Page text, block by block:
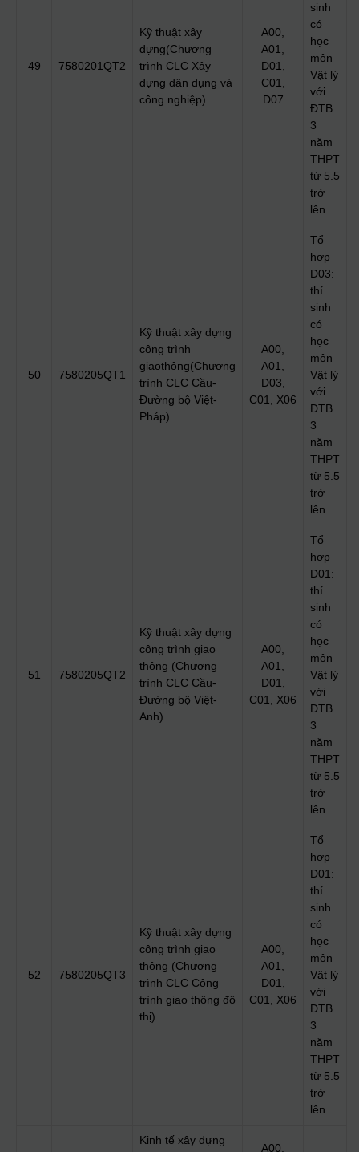
49 7580201QT2
Kỹ thuật xây
dựng(Chương
trình CLC Xây
dựng dân dụng và
công nghiệp)
A00,
A01,
D01,
C01,
D07
sinh
có
học
môn
Vật lý
với
ĐTB
3
năm
THPT
từ 5.5
trở
lên
50 7580205QT1
Kỹ thuật xây dựng
công trình
giaothông(Chương
trình CLC Cầu-
Đường bộ Việt-
Pháp)
A00,
A01,
D03,
C01, X06
Tổ
hợp
D03:
thí
sinh
có
học
môn
Vật lý
với
ĐTB
3
năm
THPT
từ 5.5
trở
lên
51 7580205QT2
Kỹ thuật xây dựng
công trình giao
thông (Chương
trình CLC Cầu-
Đường bộ Việt-
Anh)
A00,
A01,
D01,
C01, X06
Tổ
hợp
D01:
thí
sinh
có
học
môn
Vật lý
với
ĐTB
3
năm
THPT
từ 5.5
trở
lên
52 7580205QT3
Kỹ thuật xây dựng
công trình giao
thông (Chương
trình CLC Công
trình giao thông đô
thị)
A00,
A01,
D01,
C01, X06
Tổ
hợp
D01:
thí
sinh
có
học
môn
Vật lý
với
ĐTB
3
năm
THPT
từ 5.5
trở
lên
Kinh tế xây dựng
A00,